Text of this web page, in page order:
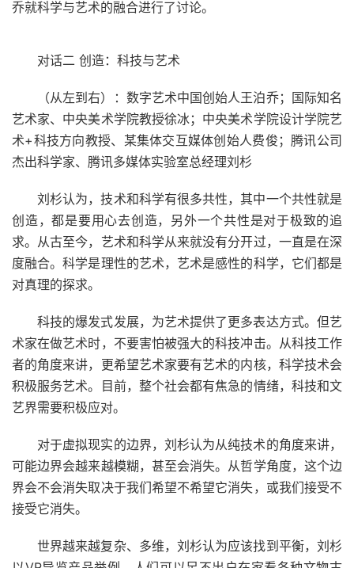
乔就科学与艺术的融合进行了讨论。
对话二 创造：科技与艺术
（从左到右）：数字艺术中国创始人王泊乔；国际知名
艺术家、中央美术学院教授徐冰；中央美术学院设计学院艺
术+科技方向教授、某集体交互媒体创始人费俊；腾讯公司
杰出科学家、腾讯多媒体实验室总经理刘杉
刘杉认为，技术和科学有很多共性，其中一个共性就是
创造，都是要用心去创造，另外一个共性是对于极致的追
求。从古至今，艺术和科学从来就没有分开过，一直是在深
度融合。科学是理性的艺术，艺术是感性的科学，它们都是
对真理的探求。
科技的爆发式发展，为艺术提供了更多表达方式。但艺
术家在做艺术时，不要害怕被强大的科技冲击。从科技工作
者的角度来讲，更希望艺术家要有艺术的内核，科学技术会
积极服务艺术。目前，整个社会都有焦急的情绪，科技和文
艺界需要积极应对。
对于虚拟现实的边界，刘杉认为从纯技术的角度来讲，
可能边界会越来越模糊，甚至会消失。从哲学角度，这个边
界会不会消失取决于我们希望不希望它消失，或我们接受不
接受它消失。
世界越来越复杂、多维，刘杉认为应该找到平衡，刘杉